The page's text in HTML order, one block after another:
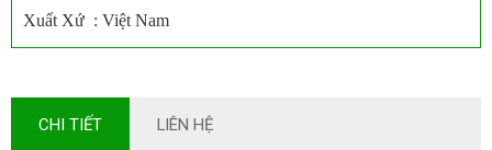
Xuất Xứ : Việt Nam
CHI TIẾT LIÊN HỆ